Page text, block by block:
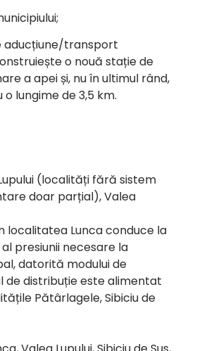
aducțiune/transport
o nouă stație de
a apei și, nu în ultimul rând,
lungime de 3,5 km.
(localități fără sistem
doar parțial), Valea
localitatea Lunca conduce la
presiunii necesare la
datorită modului de
de distribuție este alimentat
Pătârlagele, Sibiciu de